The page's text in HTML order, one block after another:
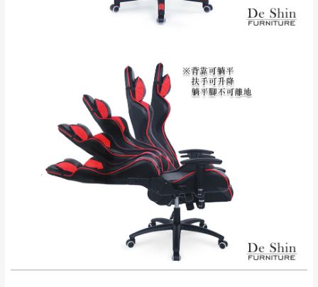
商品款式、尺寸、材質
收貨人姓名、收貨地址、電話等資
來、平溪、九份、
石門、林口 下福
林、福隆、淡水山
區、北投湖山路、
基隆
$ 9,000以上：免
運費
$ 9,000以下：
NT$500元
＊A108產品另收運費
苗栗
$ 9,000以上：免
運費
$ 9,000以下：
卓蘭鎮、三灣、通
霄山區、西湖、泰
苗栗至基隆；其它地區暫不開放，如因特殊
保有出貨的權利。
保護物流人員的工作安全，賣家無提供吊掛
服務，若需以吊車或其他的吊掛方式吊運，
費用將由買方自行支付。
因大型傢俱有組裝、配送的問題，並非一般
快速到貨商品，無法指定特定時間送達，司
機當天到貨前皆會再與您通知，讓你不用整
天在家等貨，以節省您的寶貴時間。
由於百貨公司配送較為不易，故暫無法配送
至百貨公司內部。